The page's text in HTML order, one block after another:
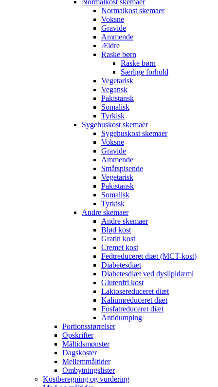
Normalkost skemaer
Normalkost skemaer
Voksne
Gravide
Ammende
Ældre
Raske børn
Raske børn
Særlige forhold
Vegetarisk
Vegansk
Pakistansk
Somalisk
Tyrkisk
Sygehuskost skemaer
Sygehuskost skemaer
Voksne
Gravide
Ammende
Småtspisende
Vegetarisk
Pakistansk
Somalisk
Tyrkisk
Andre skemaer
Andre skemaer
Blød kost
Gratin kost
Cremet kost
Fedtreduceret diæt (MCT-kost)
Diabetesdiæt
Diabetesdiæt ved dyslipidæmi
Glutenfri kost
Laktosereduceret diæt
Kaliumreduceret diæt
Fosfatreduceret diæt
Antidumping
Portionsstørrelser
Opskrifter
Måltidsmønster
Dagskoster
Mellemmåltider
Ombytningslister
Kostberegning og vurdering